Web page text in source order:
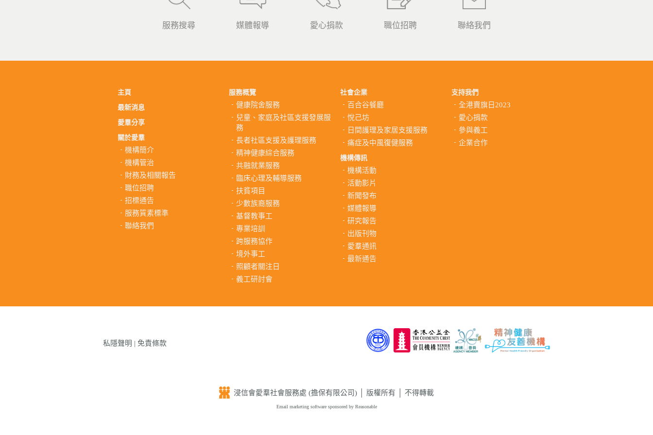
服務搜尋 媒體報導 愛心捐款 職位招聘 聯絡我們
主頁
最新消息
愛羣分享
關於愛羣
機構簡介
機構管治
財務及相關報告
職位招聘
招標通告
服務質素標準
聯絡我們
服務概覽
健康院舍服務
兒童、家庭及社區支援發展服
務
長者社區支援及護理服務
精神健康綜合服務
共融就業服務
臨床心理及輔導服務
扶貧項目
少數族裔服務
基督教事工
專業培訓
跨服務協作
境外事工
照顧者關注日
義工研討會
社會企業
百合谷餐廳
悅己坊
日間護理及家居支援服務
痛症及中風復健服務
機構傳訊
機構活動
活動影片
新聞發布
媒體報導
研究報告
出版刊物
愛羣通訊
最新通告
支持我們
全港賣旗日2023
愛心捐款
參與義工
企業合作
私隱聲明 | 免責條款
浸信會愛羣社會服務處 (擔保有限公司) │ 版權所有 │ 不得轉載
Email marketing software sponsored by Reasonable